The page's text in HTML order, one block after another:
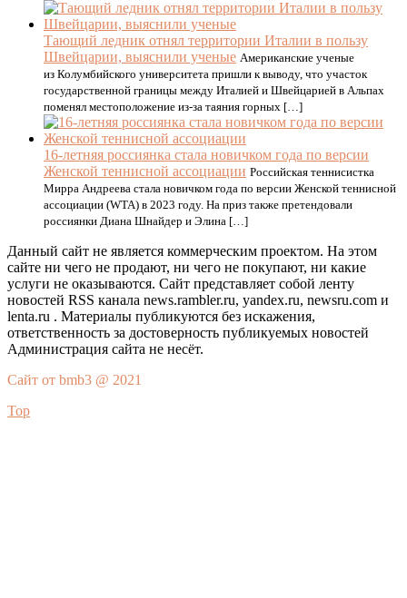
Тающий ледник отнял территории Италии в пользу
Швейцарии, выяснили ученые Американские ученые
из Колумбийского университета пришли к выводу, что участок
государственной границы между Италией и Швейцарией в Альпах
поменял местоположение из-за таяния горных […]
16-летняя россиянка стала новичком года по версии
Женской теннисной ассоциации Российская теннисистка
Мирра Андреева стала новичком года по версии Женской теннисной
ассоциации (WTA) в 2023 году. На приз также претендовали
россиянки Диана Шнайдер и Элина […]
Данный сайт не является коммерческим проектом. На этом
сайте ни чего не продают, ни чего не покупают, ни какие
услуги не оказываются. Сайт представляет собой ленту
новостей RSS канала news.rambler.ru, yandex.ru, newsru.com и
lenta.ru . Материалы публикуются без искажения,
ответственность за достоверность публикуемых новостей
Администрация сайта не несёт.
Сайт от bmb3 @ 2021
Top